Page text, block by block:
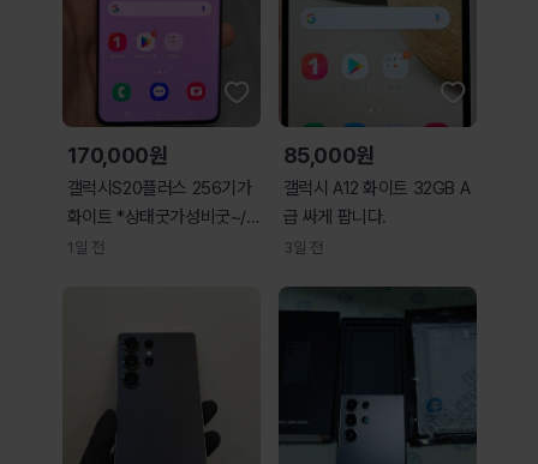
170,000원
갤럭시S20플러스 256기가
화이트 *상태굿가성비굿~/#
8083
1일 전
85,000원
갤럭시 A12 화이트 32GB A
급 싸게 팝니다.
3일 전